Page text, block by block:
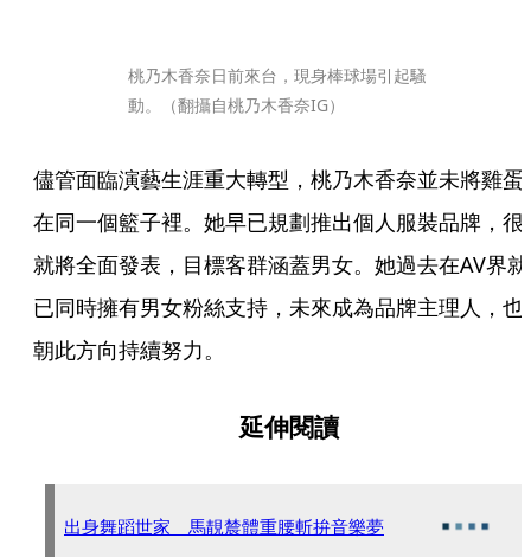
桃乃木香奈日前來台，現身棒球場引起騷
動。（翻攝自桃乃木香奈IG）
儘管面臨演藝生涯重大轉型，桃乃木香奈並未將雞蛋
在同一個籃子裡。她早已規劃推出個人服裝品牌，很
就將全面發表，目標客群涵蓋男女。她過去在AV界就
已同時擁有男女粉絲支持，未來成為品牌主理人，也
朝此方向持續努力。
延伸閱讀
出身舞蹈世家 馬靚辳體重腰斬拚音樂夢